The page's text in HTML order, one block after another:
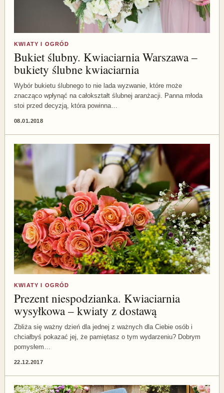
KWIATY I OGRÓD
Bukiet ślubny. Kwiaciarnia Warszawa –
bukiety ślubne kwiaciarnia
Wybór bukietu ślubnego to nie lada wyzwanie, które może
znacząco wpłynąć na całokształt ślubnej aranżacji. Panna młoda
stoi przed decyzją, która powinna…
08.01.2018
KWIATY I OGRÓD
Prezent niespodzianka. Kwiaciarnia
wysyłkowa – kwiaty z dostawą
Zbliża się ważny dzień dla jednej z ważnych dla Ciebie osób i
chciałbyś pokazać jej, że pamiętasz o tym wydarzeniu? Dobrym
pomysłem…
22.12.2017